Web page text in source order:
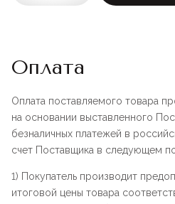
Оплата
Оплата поставляемого товара
на основании выставленного
безналичных платежей в
счет Поставщика в следующем
1) Покупатель производит
итоговой цены товара